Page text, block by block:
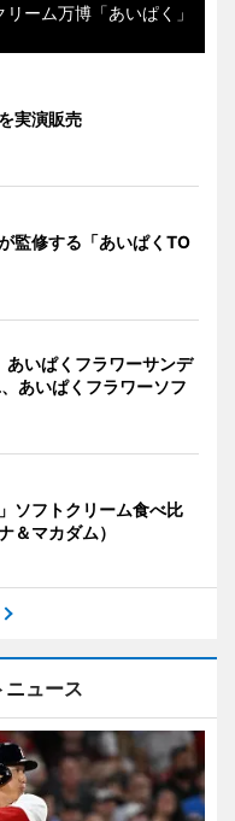
ーム万博「あいぱく」
実演販売
監修する「あいぱくTO
あいぱくフラワーサンデ
あいぱくフラワーソフ
ソフトクリーム食べ比
＆マカダム）
ニュース